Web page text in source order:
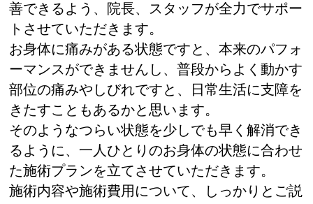
善できるよう、院長、スタッフが全力でサポー
トさせていただきます。
お身体に痛みがある状態ですと、本来のパフォ
ーマンスができませんし、普段からよく動かす
部位の痛みやしびれですと、日常生活に支障を
きたすこともあるかと思います。
そのようなつらい状態を少しでも早く解消でき
るように、一人ひとりのお身体の状態に合わせ
た施術プランを立てさせていただきます。
施術内容や施術費用について、しっかりとご説